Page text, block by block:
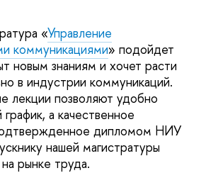
«Управление
коммуникациями» подойдет
новым знаниям и хочет расти
в индустрии коммуникаций.
лекции позволяют удобно
а качественное
дипломом НИУ
нашей магистратуры
рынке труда.